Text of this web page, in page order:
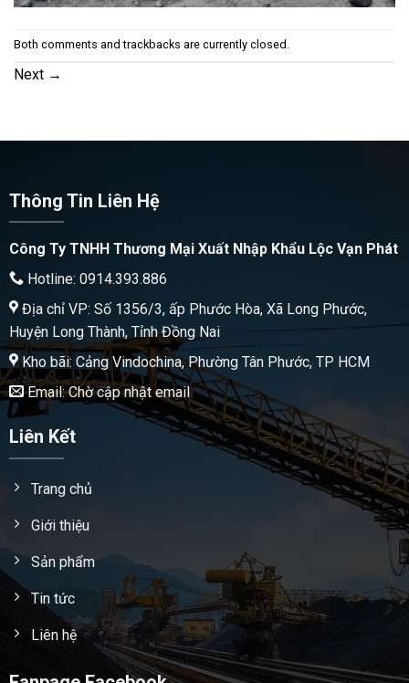
Both comments and trackbacks are currently closed.
Next →
Thông Tin Liên Hệ
Công Ty TNHH Thương Mại Xuất Nhập Khẩu Lộc Vạn Phát
Hotline: 0914.393.886
Địa chỉ VP: Số 1356/3, ấp Phước Hòa, Xã Long Phước,
Huyện Long Thành, Tỉnh Đồng Nai
Kho bãi: Cảng Vindochina, Phường Tân Phước, TP HCM
Email: Chờ cập nhật email
Liên Kết
Trang chủ
Giới thiệu
Sản phẩm
Tin tức
Liên hệ